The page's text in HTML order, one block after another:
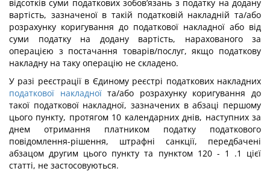
відсотків суми податкових зобов’язань з податку на додану
вартість, зазначеної в такій податковій накладній та/або
розрахунку коригування до податкової накладної або від
суми податку на додану вартість, нарахованого за
операцією з постачання товарів/послуг, якщо податкову
накладну на таку операцію не складено.
У разі реєстрації в Єдиному реєстрі податкових накладних
податкової накладноїта/або розрахунку коригування до
такої податкової накладної, зазначених в абзаці першому
цього пункту, протягом 10 календарних днів, наступних за
днем отримання платником податку податкового
повідомлення-рішення, штрафні санкції, передбачені
абзацом другим цього пункту та пунктом 120 - 1 .1 цієї
статті, не застосовуються.